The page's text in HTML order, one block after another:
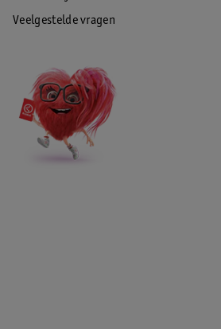
Veelgestelde vragen